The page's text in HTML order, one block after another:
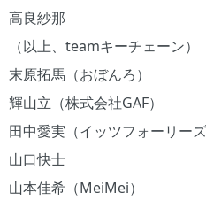
高良紗那
（以上、teamキーチェーン）
末原拓馬（おぼんろ）
輝山立（株式会社GAF）
田中愛実（イッツフォーリーズ
山口快士
山本佳希（MeiMei）